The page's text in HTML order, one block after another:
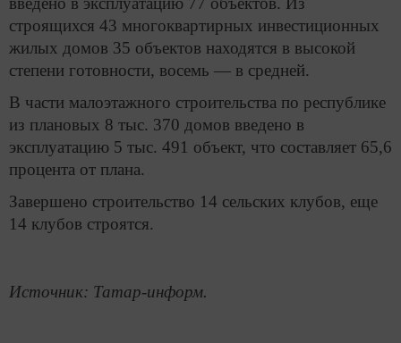
строящихся 43 многоквартирных инвестиционных
жилых домов 35 объектов находятся в высокой
степени готовности, восемь — в средней.
В части малоэтажного строительства по республике
из плановых 8 тыс. 370 домов введено в
эксплуатацию 5 тыс. 491 объект, что составляет 65,6
процента от плана.
Завершено строительство 14 сельских клубов, еще
14 клубов строятся.
Источник: Татар-информ.